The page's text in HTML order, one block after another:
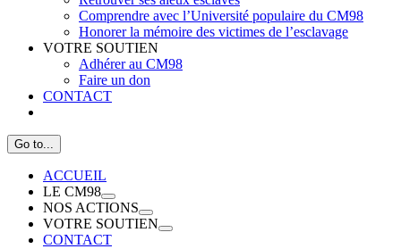
Comprendre avec l’Université populaire du CM98
Honorer la mémoire des victimes de l’esclavage
VOTRE SOUTIEN
Adhérer au CM98
Faire un don
CONTACT
Go to...
ACCUEIL
LE CM98
NOS ACTIONS
VOTRE SOUTIEN
CONTACT